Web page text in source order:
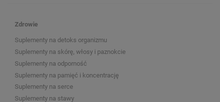
Zdrowie
Suplementy na detoks organizmu
Suplementy na skórę, włosy i paznokcie
Suplementy na odporność
Suplementy na pamięć i koncentrację
Suplementy na serce
Suplementy na stawy